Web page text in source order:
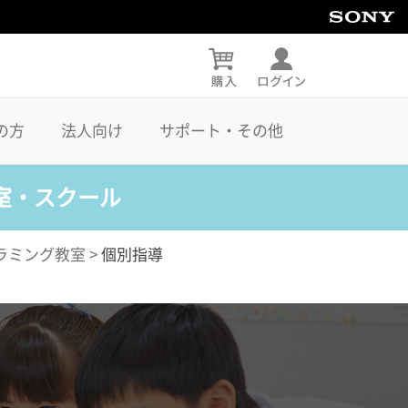
方 法人向け サポート・その他
・スクール
ミング教室 > 個別指導